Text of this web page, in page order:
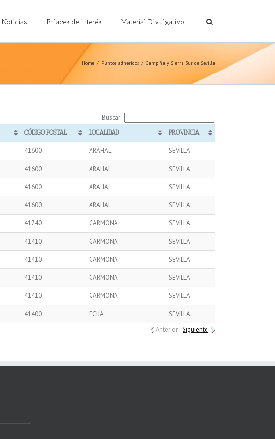
Noticias Enlaces de interés Material Divulgativo
Home Puntos adheridos Campiña y Sierra Sur de Sevilla
Buscar:
CÓDIGO POSTAL LOCALIDAD PROVINCIA
41600 ARAHAL SEVILLA
41600 ARAHAL SEVILLA
41600 ARAHAL SEVILLA
41600 ARAHAL SEVILLA
41740 CARMONA SEVILLA
41410 CARMONA SEVILLA
41410 CARMONA SEVILLA
41410 CARMONA SEVILLA
41410 CARMONA SEVILLA
41400 ECIJA
SEVILLA
Anterior Siguiente